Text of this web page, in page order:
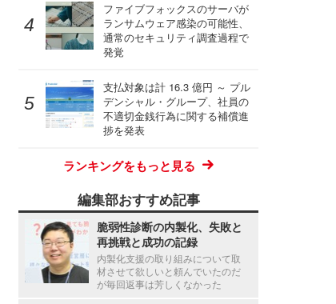
ファイブフォックスのサーバが
ランサムウェア感染の可能性、
通常のセキュリティ調査過程で
発覚
支払対象は計 16.3 億円 ～ プル
デンシャル・グループ、社員の
不適切金銭行為に関する補償進
捗を発表
ランキングをもっと見る
編集部おすすめ記事
脆弱性診断の内製化、失敗と
再挑戦と成功の記録
内製化支援の取り組みについて取
材させて欲しいと頼んでいたのだ
が毎回返事は芳しくなかった